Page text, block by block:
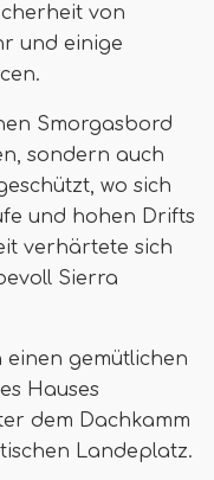
von
und einige
Smorgasbord
sondern auch
wo sich
und hohen Drifts
verhärtete sich
Sierra
einen gemütlichen
Hauses
dem Dachkamm
Landeplatz.